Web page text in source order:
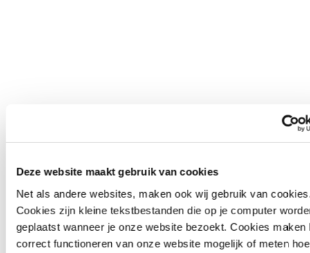
Deze website maakt gebruik van cookies
Net als andere websites, maken ook wij gebruik van
Cookies zijn kleine tekstbestanden die op je computer
geplaatst wanneer je onze website bezoekt. Cookies maken
correct functioneren van onze website mogelijk of meten hoe